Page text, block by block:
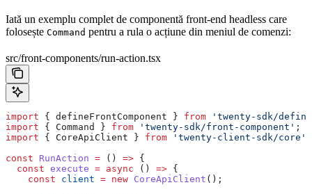
Iată un exemplu complet de componentă front-end headless care
folosește Command pentru a rula o acțiune din meniul de comenzi:
src/front-components/run-action.tsx
import { defineFrontComponent } from 'twenty-sdk/
import { Command } from 'twenty-sdk/front-component' ;
import { CoreApiClient } from 'twenty-client-sdk/core'
const RunAction = () => {
  const
execute = async () => {
    const
client = new CoreApiClient ();